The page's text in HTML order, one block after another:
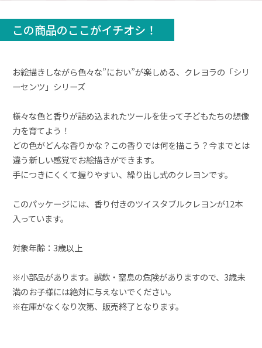
この商品のここがイチオシ！
お絵描きしながら色々な”におい”が楽しめる、クレヨラの「シリ
ーセンツ」シリーズ
様々な色と香りが詰め込まれたツールを使って子どもたちの想像
力を育てよう！
どの色がどんな香りかな？この香りでは何を描こう？今までとは
違う新しい感覚でお絵描きができます。
手につきにくくて握りやすい、繰り出し式のクレヨンです。
このパッケージには、香り付きのツイスタブルクレヨンが12本
入っています。
対象年齢：3歳以上
※小部品があります。誤飲・窒息の危険がありますので、3歳未
満のお子様には絶対に与えないでください。
※在庫がなくなり次第、販売終了となります。